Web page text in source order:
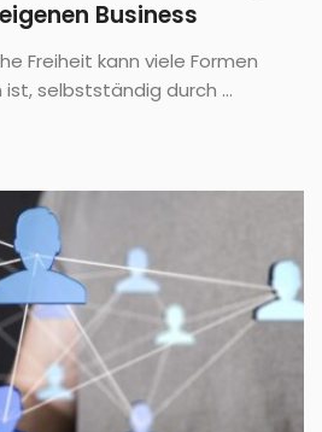
Business
Freiheit kann viele Formen
selbstständig durch ...